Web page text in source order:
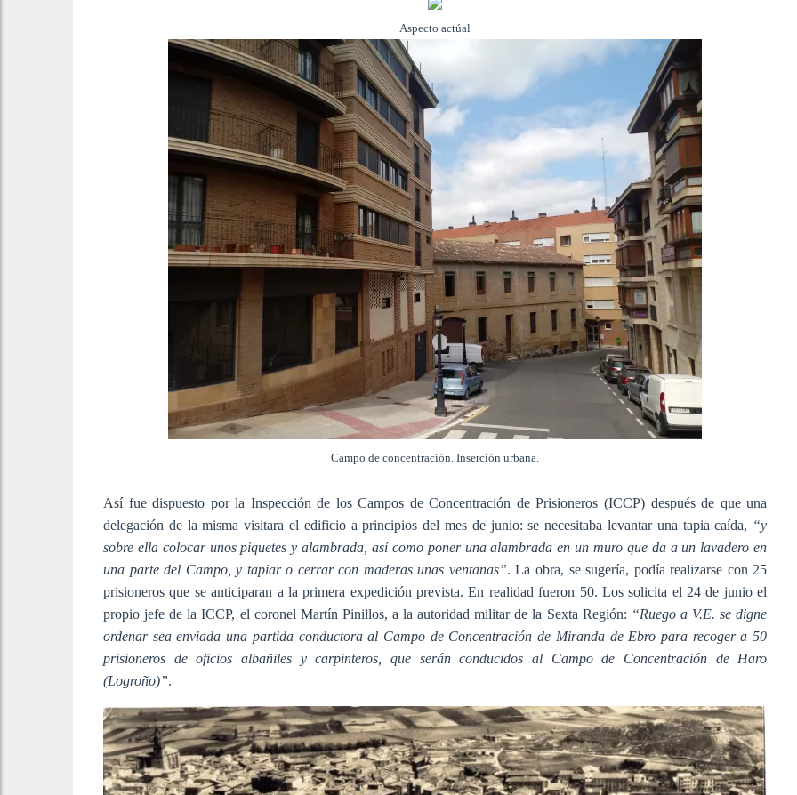
Aspecto actúal
Campo de concentración. Inserción urbana.
Así fue dispuesto por la Inspección de los Campos de Concentración de Prisioneros (ICCP) después de que una
delegación de la misma visitara el edificio a principios del mes de junio: se necesitaba levantar una tapia caída, “y
sobre ella colocar unos piquetes y alambrada, así como poner una alambrada en un muro que da a un lavadero en
una parte del Campo, y tapiar o cerrar con maderas unas ventanas”. La obra, se sugería, podía realizarse con 25
prisioneros que se anticiparan a la primera expedición prevista. En realidad fueron 50. Los solicita el 24 de junio el
propio jefe de la ICCP, el coronel Martín Pinillos, a la autoridad militar de la Sexta Región: “Ruego a V.E. se digne
ordenar sea enviada una partida conductora al Campo de Concentración de Miranda de Ebro para recoger a 50
prisioneros de oficios albañiles y carpinteros, que serán conducidos al Campo de Concentración de Haro
(Logroño)”.